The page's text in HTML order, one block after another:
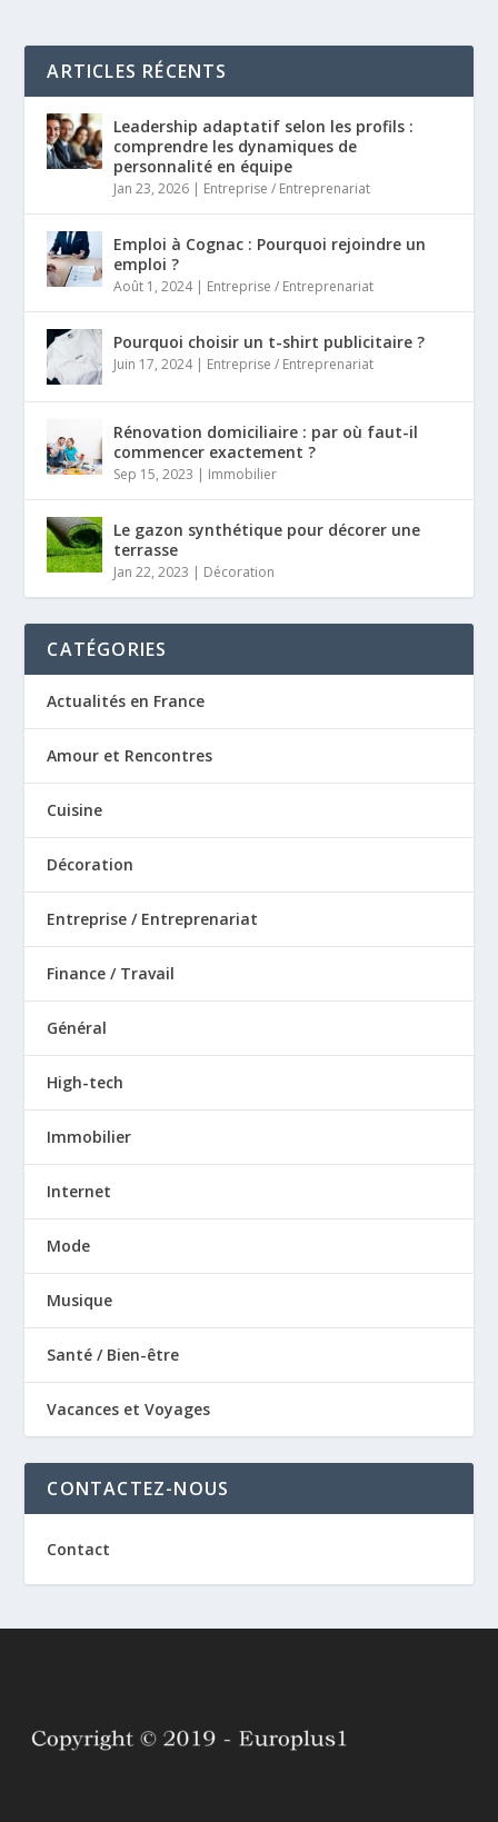
ARTICLES RÉCENTS
Leadership adaptatif selon les profils :
comprendre les dynamiques de
personnalité en équipe
Jan 23, 2026 | Entreprise / Entreprenariat
Emploi à Cognac : Pourquoi rejoindre un
emploi ?
Août 1, 2024| Entreprise / Entreprenariat
Pourquoi choisir un t-shirt publicitaire ?
Juin 17, 2024| Entreprise / Entreprenariat
Rénovation domiciliaire : par où faut-il
commencer exactement ?
Sep 15, 2023 | Immobilier
Le gazon synthétique pour décorer une
terrasse
Jan 22, 2023 | Décoration
CATÉGORIES
Actualités en France
Amour et Rencontres
Cuisine
Décoration
Entreprise / Entreprenariat
Finance / Travail
Général
High-tech
Immobilier
Internet
Mode
Musique
Santé / Bien-être
Vacances et Voyages
CONTACTEZ-NOUS
Contact